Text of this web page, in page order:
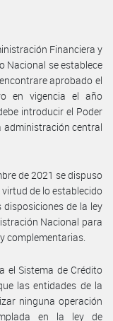
Financiera y
Nacional se establece
aprobado el
en vigencia el año
introducir el Poder
administración central
de 2021 se dispuso
virtud de lo establecido
de la ley
Nacional para
complementarias.
el Sistema de Crédito
las entidades de la
ninguna operación
en la ley de